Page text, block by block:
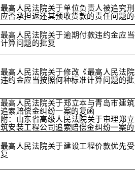
最高人民法院关于单位负责人被追究
应否承担返还其预收货款的责任问题
最高人民法院关于逾期付款违约金应
计算问题的批复
最高人民法院关于修改《最高人民法
违约金应当按照何种标准计算问题的
最高人民法院关于郑立本与青岛市建
追索赔偿金纠纷一案的复函
附：山东省高级人民法院关于审理郑
筑安装工程公司追索赔偿金纠纷一案
最高人民法院关于建设工程价款优先
复